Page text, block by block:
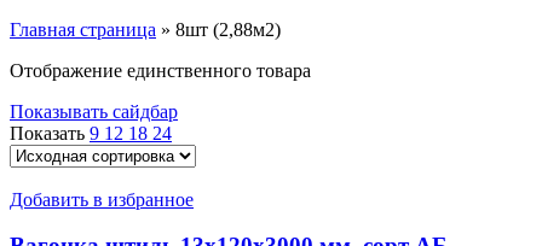
Главная страница » 8шт (2,88м2)
Отображение единственного товара
Показывать сайдбар
Показать 9 12 18 24
Добавить в избранное